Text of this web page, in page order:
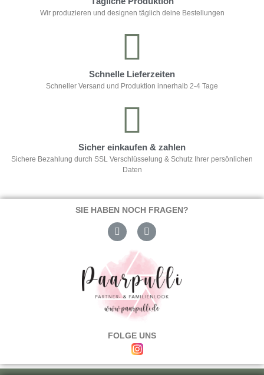
Wir produzieren und designen täglich deine Bestellungen
Schnelle Lieferzeiten
Schneller Versand und Produktion innerhalb 2-4 Tage
Sicher einkaufen & zahlen
Sichere Bezahlung durch SSL Verschlüsselung & Schutz Ihrer persönlichen
Daten
SIE HABEN NOCH FRAGEN?
FOLGE UNS